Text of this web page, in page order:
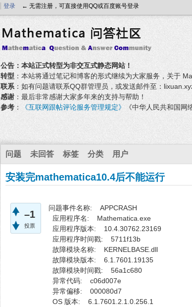
登录 ← 无需注册，可直接使用QQ或百度账号登录
公告：本站正式转型为非交互式静态网站！
转型 ：本站将通过笔记和博客的形式继续为大家服务，关于
联系 ：如有问题请联系QQ群管理员，或发送邮件至：
感谢 ：最后非常感谢大家多年来的支持与帮助！
参考 ： 《互联网跟帖评论服务管理规定》 《中华人民共和国
问题 未回答 标签 分类 用户
安装完mathematica10.4后不能运行
–1
投票
问题事件名称: APPCRASH
应用程序名: Mathematica.exe
应用程序版本: 10.4.30762.23169
应用程序时间戳: 5711f13b
故障模块名称: KERNELBASE.dll
故障模块版本: 6.1.7601.19135
故障模块时间戳: 56a1c680
异常代码: c06d007e
异常偏移: 000080d7
OS 版本: 6.1.7601.2.1.0.256.1